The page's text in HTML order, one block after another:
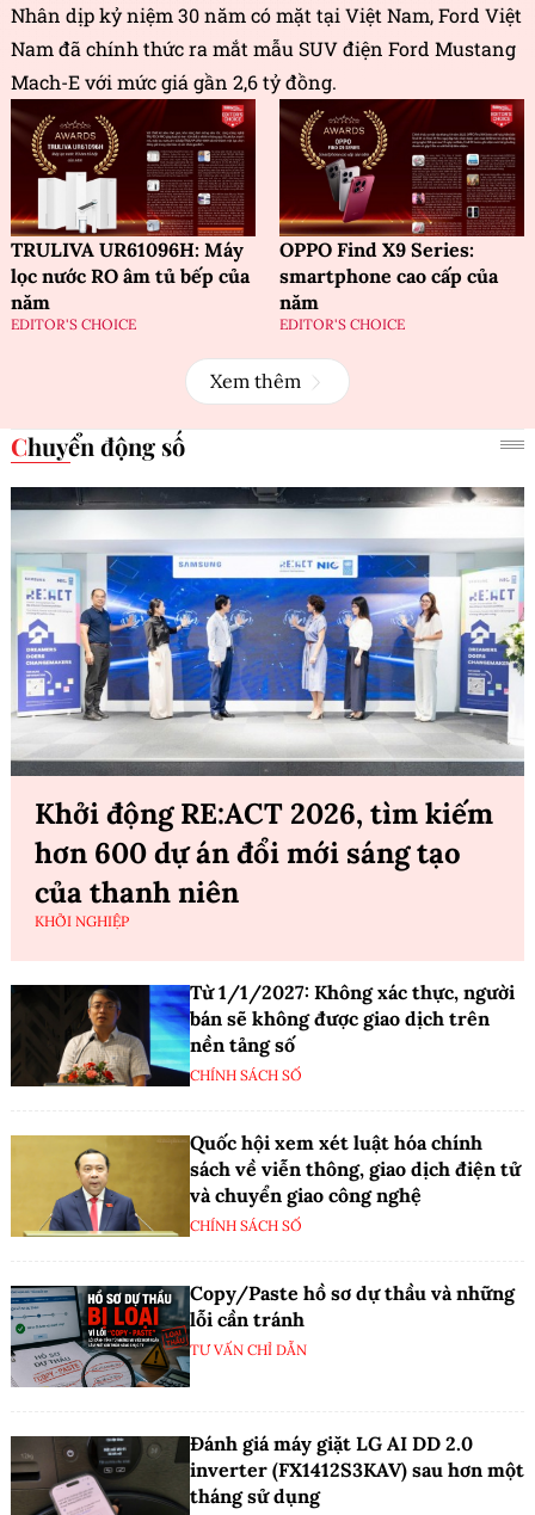
Nhân dịp kỷ niệm 30 năm có mặt tại Việt Nam, Ford Việt
Nam đã chính thức ra mắt mẫu SUV điện Ford Mustang
Mach-E với mức giá gần 2,6 tỷ đồng.
TRULIVA UR61096H: Máy
lọc nước RO âm tủ bếp của
năm
EDITOR'S CHOICE
OPPO Find X9 Series:
smartphone cao cấp của
năm
EDITOR'S CHOICE
Xem thêm
Chuyển động số
Khởi động RE:ACT 2026, tìm kiếm
hơn 600 dự án đổi mới sáng tạo
của thanh niên
KHỞI NGHIỆP
Từ 1/1/2027: Không xác thực, người
bán sẽ không được giao dịch trên
nền tảng số
CHÍNH SÁCH SỐ
Quốc hội xem xét luật hóa chính
sách về viễn thông, giao dịch điện tử
và chuyển giao công nghệ
CHÍNH SÁCH SỐ
Copy/Paste hồ sơ dự thầu và những
lỗi cần tránh
TƯ VẤN CHỈ DẪN
Đánh giá máy giặt LG AI DD 2.0
inverter (FX1412S3KAV) sau hơn một
tháng sử dụng